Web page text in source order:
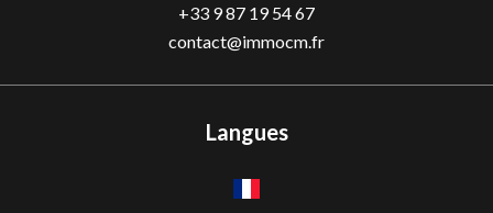
+33 9 87 19 54 67
contact@immocm.fr
Langues